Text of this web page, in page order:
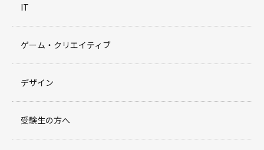
IT
ゲーム・クリエイティブ
デザイン
受験生の方へ